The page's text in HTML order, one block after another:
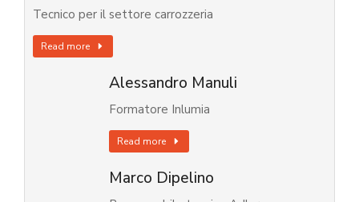
Tecnico per il settore carrozzeria
Read more
Alessandro Manuli
Formatore Inlumia
Read more
Marco Dipelino